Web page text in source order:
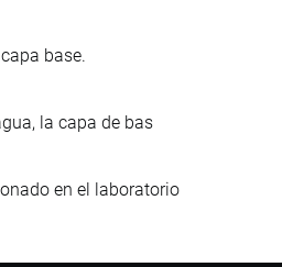
base.
la capa de bas
en el laboratorio